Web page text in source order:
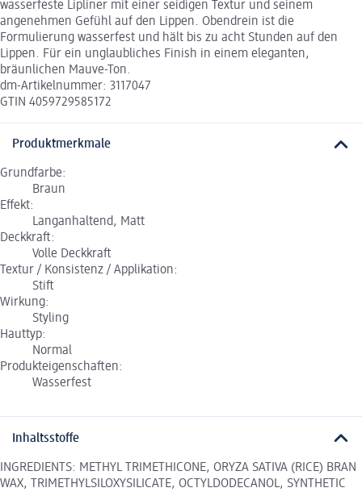
wasserfeste Lipliner mit einer seidigen Textur und seinem
angenehmen Gefühl auf den Lippen. Obendrein ist die
Formulierung wasserfest und hält bis zu acht Stunden auf den
Lippen. Für ein unglaubliches Finish in einem eleganten,
bräunlichen Mauve-Ton.
dm-Artikelnummer: 3117047
GTIN 4059729585172
Produktmerkmale
Grundfarbe:
Braun
Effekt:
Langanhaltend, Matt
Deckkraft:
Volle Deckkraft
Textur / Konsistenz / Applikation:
Stift
Wirkung:
Styling
Hauttyp:
Normal
Produkteigenschaften:
Wasserfest
Inhaltsstoffe
INGREDIENTS: METHYL TRIMETHICONE, ORYZA SATIVA (RICE) BRAN
WAX, TRIMETHYLSILOXYSILICATE, OCTYLDODECANOL, SYNTHETIC